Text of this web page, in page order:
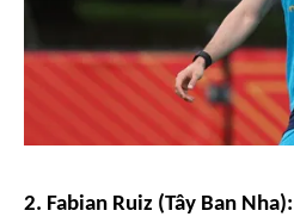
2. Fabian Ruiz (Tây Ban Nha):